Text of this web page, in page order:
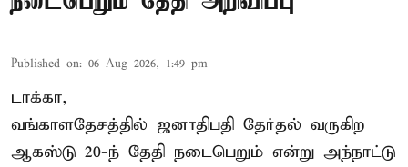
Published on: 06 Aug 2026, 1:49 pm
டாக்கா,
வங்காளதேசத்தில் ஜனாதிபதி தேர்தல் வருகிற
ஆகஸ்டு 20-ந் தேதி நடைபெறும் என்று அந்நாட்டு